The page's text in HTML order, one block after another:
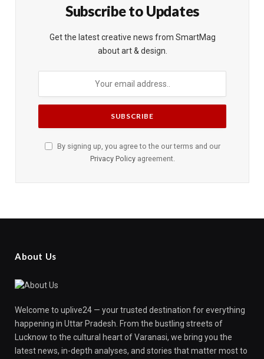
Subscribe to Updates
Get the latest creative news from SmartMag
about art & design.
By signing up, you agree to the our terms and our
Privacy Policyagreement.
About Us
Welcome to uplive24 — your trusted destination for everything
happening in Uttar Pradesh. From the bustling streets of
Lucknow to the cultural heart of Varanasi, we bring you the
latest news, in-depth analyses, and stories that matter most to